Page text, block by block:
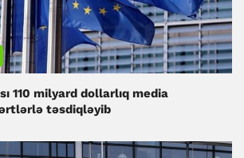
110 milyard dollarlıq media
təsdiqləyib